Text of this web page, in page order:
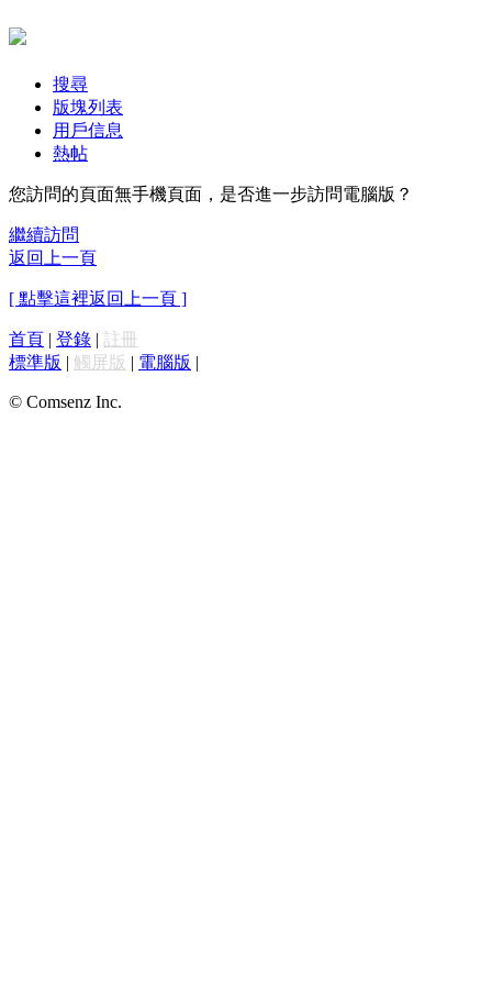
搜尋
版塊列表
用戶信息
熱帖
您訪問的頁面無手機頁面，是否進一步訪問電腦版？
繼續訪問
返回上一頁
[ 點擊這裡返回上一頁 ]
首頁 | 登錄 | 註冊
標準版 | 觸屏版 | 電腦版 |
© Comsenz Inc.